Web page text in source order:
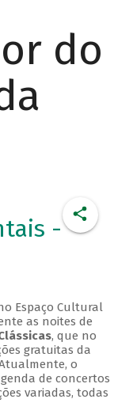
do
-
Espaço Cultural
as noites de
, que no
gratuitas da
o
de concertos
variadas, todas